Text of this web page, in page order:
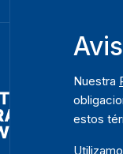
Nuestra
estos